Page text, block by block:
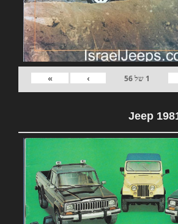
1 של56
›
»